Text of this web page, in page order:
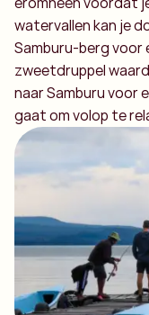
watervallen kan je
Samburu-berg voor
zweetdruppel
naar Samburu voor
gaat om volop te